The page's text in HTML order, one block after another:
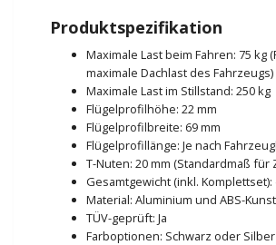
Produktspezifikation
Maximale Last beim Fahren: 75 kg
maximale Dachlast des Fahrzeugs)
Maximale Last im Stillstand: 250 kg
Flügelprofilhöhe: 22 mm
Flügelprofilbreite: 69 mm
Flügelprofillänge: Je nach
T-Nuten: 20 mm (Standardmaß für
Gesamtgewicht (inkl. Komplettset):
Material: Aluminium und ABS-
TÜV-geprüft: Ja
Farboptionen: Schwarz oder Silber